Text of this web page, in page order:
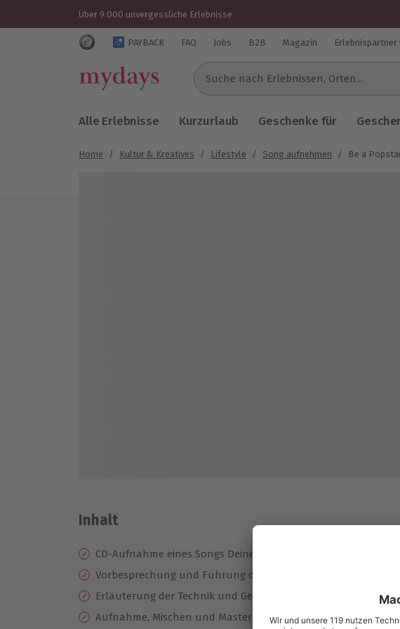
Über 9.000 unvergessliche Erlebnisse
Trustedshops Bewertungen für mydays.de
PAYBACK FAQ Jobs B2B Magazin Erlebnispartner
Suche nach Erlebnissen...
Alle Erlebnisse Kurzurlaub Geschenke für
Home / Kultur & Kreatives / Lifestyle / Song aufnehmen / Be a
Inhalt
CD-Aufnahme eines Songs Deiner Wahl in einem
Vorbesprechung und Führung durch das Studio
Erläuterung der Technik und Gesangscoaching
Aufnahme, Mischen und Mastern des Songs